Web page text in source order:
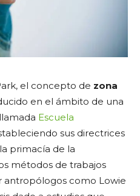
el concepto de zona
en el ámbito de una
Escuela
sus directrices
primacía de la
métodos de trabajos
antropólogos como Lowie